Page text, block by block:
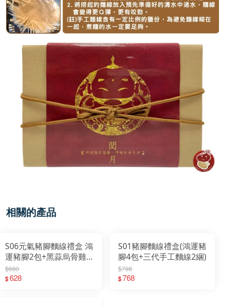
相關的產品
S06元氣豬腳麵線禮盒 鴻
運豬腳2包+黑蒜烏骨雞
湯700g+三代手工麵線2
綑
$690
$628
S01豬腳麵線禮盒(鴻運豬
腳4包+三代手工麵線2綑)
$798
$768